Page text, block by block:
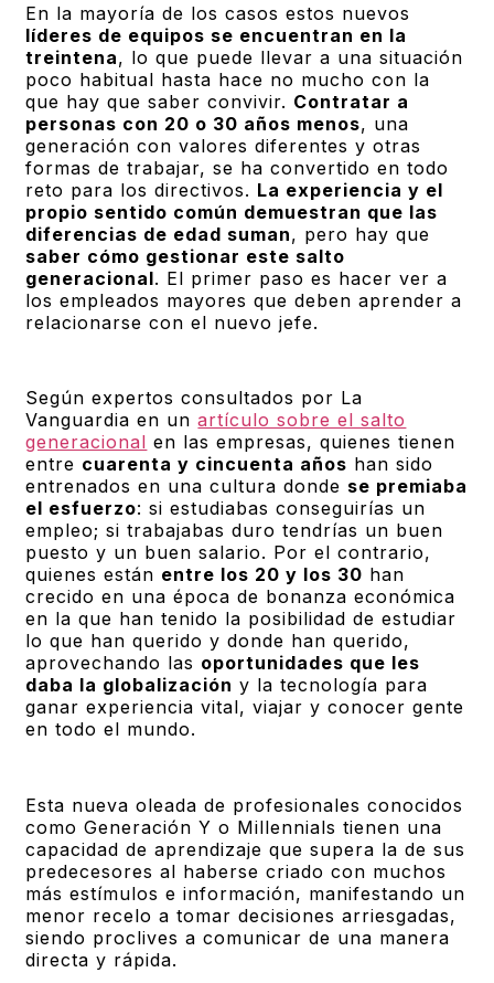
En la mayoría de los casos estos nuevos
líderes de equipos se encuentran en la
treintena, lo que puede llevar a una situación
poco habitual hasta hace no mucho con la
que hay que saber convivir. Contratar a
personas con 20 o 30 años menos, una
generación con valores diferentes y otras
formas de trabajar, se ha convertido en todo
reto para los directivos. La experiencia y el
propio sentido común demuestran que las
diferencias de edad suman, pero hay que
saber cómo gestionar este salto
generacional. El primer paso es hacer ver a
los empleados mayores que deben aprender a
relacionarse con el nuevo jefe.
Según expertos consultados por La
Vanguardia en unartículo sobre el salto
generacional en las empresas, quienes tienen
entre cuarenta y cincuenta años han sido
entrenados en una cultura donde se premiaba
el esfuerzo: si estudiabas conseguirías un
empleo; si trabajabas duro tendrías un buen
puesto y un buen salario. Por el contrario,
quienes están entre los 20 y los 30 han
crecido en una época de bonanza económica
en la que han tenido la posibilidad de estudiar
lo que han querido y donde han querido,
aprovechando las oportunidades que les
daba la globalización y la tecnología para
ganar experiencia vital, viajar y conocer gente
en todo el mundo.
Esta nueva oleada de profesionales conocidos
como Generación Y o Millennials tienen una
capacidad de aprendizaje que supera la de sus
predecesores al haberse criado con muchos
más estímulos e información, manifestando un
menor recelo a tomar decisiones arriesgadas,
siendo proclives a comunicar de una manera
directa y rápida.